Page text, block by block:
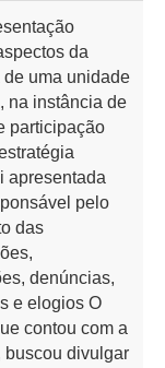
da
uma unidade
na instância de
participação
apresentada
pelo
das
denúncias,
e elogios O
contou com a
buscou divulgar